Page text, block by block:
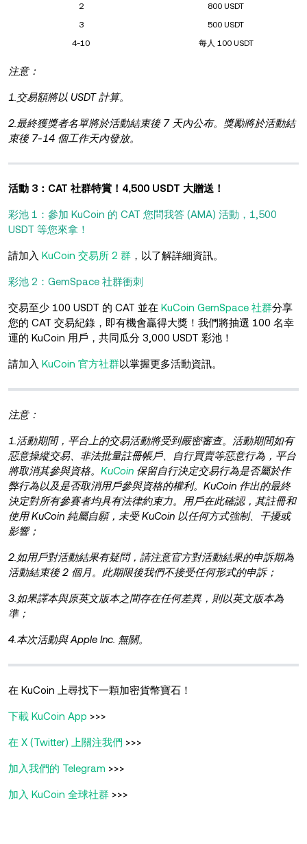
2
800 USDT
3
500 USDT
4-10
每人 100 USDT
注意：
1.交易額將以 USDT 計算。
2.最終獲獎者名單將於活動結束後 7 天內公布。獎勵將於活動結
束後 7-14 個工作天內發放。
活動 3：CAT 社群特賞！4,500 USDT 大贈送！
彩池 1：參加 KuCoin 的 CAT 您問我答 (AMA) 活動，1,500
USDT 等您來拿！
請加入 KuCoin 交易所 2 群 ，以了解詳細資訊。
彩池 2：GemSpace 社群衝刺
交易至少 100 USDT 的 CAT 並在 KuCoin GemSpace 社群分享
您的 CAT 交易紀錄，即有機會贏得大獎！我們將抽選 100 名幸
運的 KuCoin 用戶，共同瓜分 3,000 USDT 彩池！
請加入 KuCoin 官方社群以掌握更多活動資訊。
注意：
1.活動期間，平台上的交易活動將受到嚴密審查。活動期間如有
惡意操縱交易、非法批量註冊帳戶、自行買賣等惡意行為，平台
將取消其參與資格。 KuCoin 保留自行決定交易行為是否屬於作
弊行為以及是否取消用戶參與資格的權利。KuCoin 作出的最終
決定對所有參賽者均具有法律約束力。用戶在此確認，其註冊和
使用 KuCoin 純屬自願，未受 KuCoin 以任何方式強制、干擾或
影響；
2.如用戶對活動結果有疑問，請注意官方對活動結果的申訴期為
活動結束後 2 個月。此期限後我們不接受任何形式的申訴；
3.如果譯本與原英文版本之間存在任何差異，則以英文版本為
準；
4.本次活動與 Apple Inc. 無關。
在 KuCoin 上尋找下一顆加密貨幣寶石！
下載 KuCoin App >>>
在 X (Twitter) 上關注我們 >>>
加入我們的 Telegram >>>
加入 KuCoin 全球社群 >>>